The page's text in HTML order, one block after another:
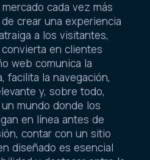
cada vez más
crear una experiencia
a los visitantes,
en clientes
web comunica la
facilita la navegación,
y, sobre todo,
mundo donde los
en línea antes de
contar con un sitio
diseñado es esencial